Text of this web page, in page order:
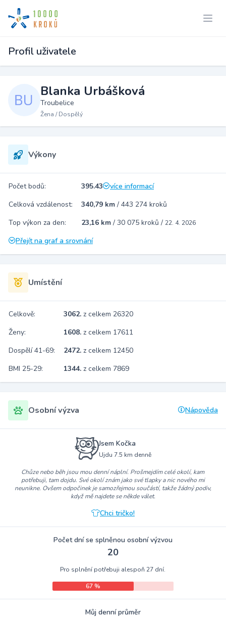
Profil uživatele
Blanka Urbášková
Troubelice
Žena / Dospělý
Výkony
Počet bodů: 395.43
více informací
Celková vzdálenost:
340,79 km / 443 274 kroků
Top výkon za den:
23,16 km / 30 075 kroků / 22. 4. 2026
Přejít na graf a srovnání
Umístění
Celkově: 3062. z celkem 26320
Ženy:
1608. z celkem 17611
Dospělí 41-69:
2472. z celkem 12450
BMI 25-29:
1344. z celkem 7869
Osobní výzva Nápověda
Jsem Kočka
Ujdu 7.5 km denně
Chůze nebo běh jsou mou denní náplní. Prošmejdím celé okolí, kam
potřebuji, tam dojdu. Své okolí znám jako své tlapky a nic nového mi
neunikne. Ovšem odpočinek je samozřejmou součástí, takže žádný podiv,
když mě najdete se někde válet.
Chci tričko!
Počet dní se splněnou osobní výzvou
20
Pro splnění potřebuji alespoň 27 dní.
67 %
Můj denní průměr